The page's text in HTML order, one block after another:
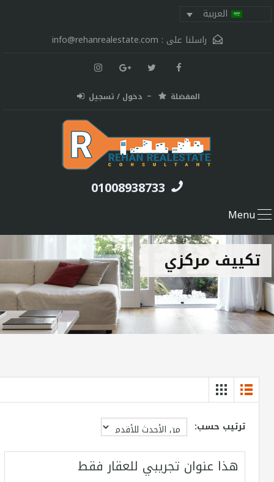
العربية
راسلنا على :info@rehanrealestate.com
المفضلة دخول / تسجيل
01008938733
Menu
تكييف مركزي
ترتيب حسب:
هذا عنوان تجريبي للعقار فقط